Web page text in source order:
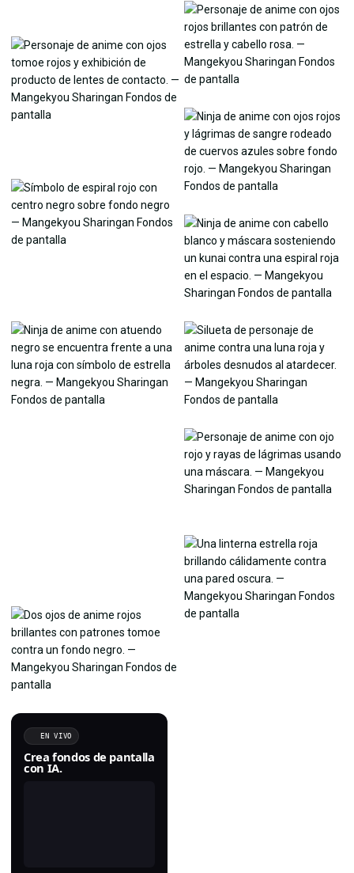
EN VIVO
Crea fondos de pantalla
con IA.